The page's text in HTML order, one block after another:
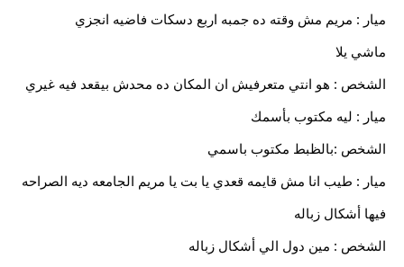
ميار : مريم مش وقته ده جمبه اربع دسكات فاضيه انجزي
ماشي يلا
الشخص : هو انتي متعرفيش ان المكان ده محدش بيقعد فيه غيري
ميار : ليه مكتوب بأسمك
الشخص :بالظبط مكتوب باسمي
ميار : طيب انا مش قايمه قعدي يا بت يا مريم الجامعه ديه الصراحه
فيها أشكال زباله
الشخص : مين دول الي أشكال زباله